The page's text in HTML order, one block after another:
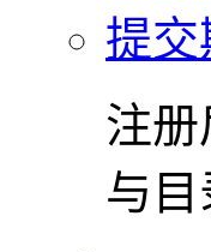
提交
注
与